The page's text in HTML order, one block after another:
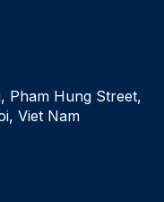
Pham Hung Street,
Viet Nam